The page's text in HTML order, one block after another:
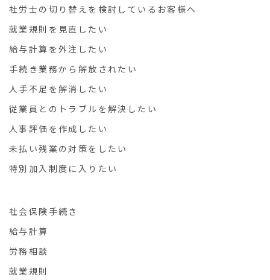
社労士の切り替えを検討しているお客様へ
就業規則を見直したい
給与計算を外注したい
手続き業務から解放されたい
人手不足を解消したい
従業員とのトラブルを解決したい
人事評価を作成したい
未払い残業の対策をしたい
特別加入制度に入りたい
社会保険手続き
給与計算
労務相談
就業規則